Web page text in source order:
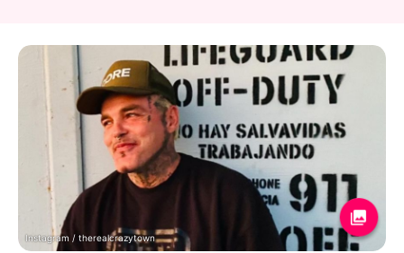
Instagram / therealcrazytown